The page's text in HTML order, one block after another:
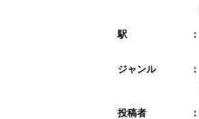
駅 ：
ジャンル ：
投稿者 ：